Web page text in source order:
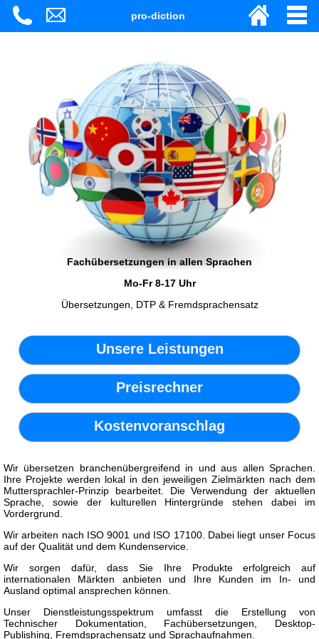
pro-diction
Fachübersetzungen in allen Sprachen
Mo-Fr 8-17 Uhr
Übersetzungen, DTP & Fremdsprachensatz
Unsere Leistungen
Preisrechner
Kostenvoranschlag
Wir übersetzen branchenübergreifend in und aus allen Sprachen.
Ihre Projekte werden lokal in den jeweiligen Zielmärkten nach dem
Muttersprachler-Prinzip bearbeitet. Die Verwendung der aktuellen
Sprache, sowie der kulturellen Hintergründe stehen dabei im
Vordergrund.
Wir arbeiten nach ISO 9001 und ISO 17100. Dabei liegt unser Focus
auf der Qualität und dem Kundenservice.
Wir sorgen dafür, dass Sie Ihre Produkte erfolgreich auf
internationalen Märkten anbieten und Ihre Kunden im In- und
Ausland optimal ansprechen können.
Unser Dienstleistungsspektrum umfasst die Erstellung von
Technischer Dokumentation, Fachübersetzungen, Desktop-
Publishing, Fremdsprachensatz und Sprachaufnahmen.